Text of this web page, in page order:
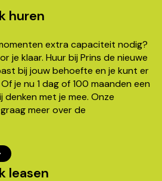
huren
extra capaciteit nodig?
je klaar. Huur bij Prins de nieuwe
bij jouw behoefte en je kunt er
je nu 1 dag of 100 maanden een
denken met je mee. Onze
meer over de
leasen